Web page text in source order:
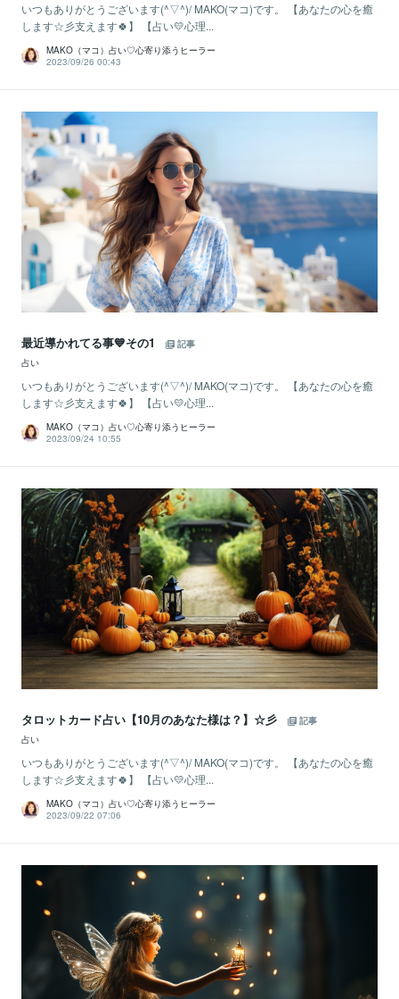
いつもありがとうございます(^▽^)/ MAKO(マコ)です。 【あなたの心を癒
します☆彡支えます🍀】 【占い💛心理...
MAKO（マコ）占い♡心寄り添うヒーラー
2023/09/26 00:43
最近導かれてる事💙その1
記事
占い
いつもありがとうございます(^▽^)/ MAKO(マコ)です。 【あなたの心を癒
します☆彡支えます🍀】 【占い💛心理...
MAKO（マコ）占い♡心寄り添うヒーラー
2023/09/24 10:55
タロットカード占い【10月のあなた様は？】☆彡
記事
占い
いつもありがとうございます(^▽^)/ MAKO(マコ)です。 【あなたの心を癒
します☆彡支えます🍀】 【占い💛心理...
MAKO（マコ）占い♡心寄り添うヒーラー
2023/09/22 07:06